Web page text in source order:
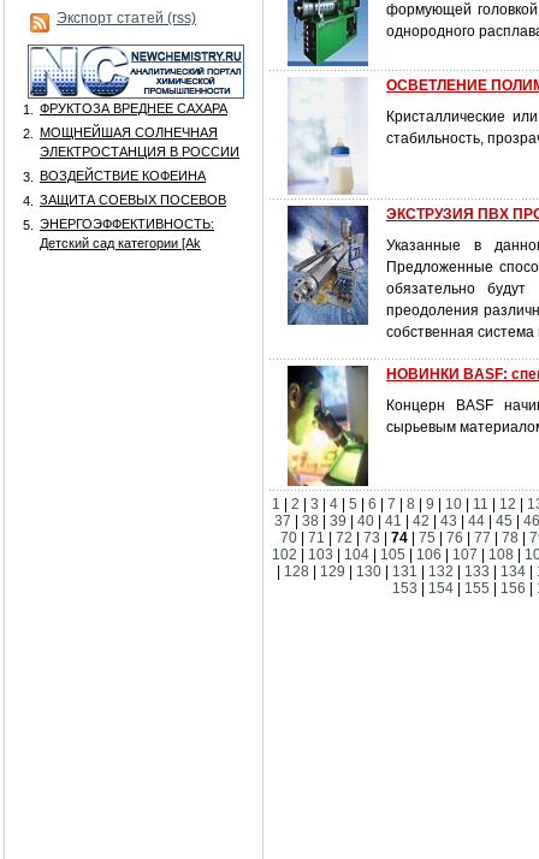
Экспорт статей (rss)
1.
ФРУКТОЗА ВРЕДНЕЕ САХАРА
2.
МОЩНЕЙШАЯ СОЛНЕЧНАЯ
ЭЛЕКТРОСТАНЦИЯ В РОССИИ
3.
ВОЗДЕЙСТВИЕ КОФЕИНА
4.
ЗАЩИТА СОЕВЫХ ПОСЕВОВ
5.
ЭНЕРГОЭФФЕКТИВНОСТЬ:
Детский сад категории [Аk
формующей
однородного
ОСВЕТЛЕНИЕ
Кристаллические
стабильность,
ЭКСТРУЗИЯ ПВХ
Указанные в
Предложенные
обязательно
преодоления
собственная
НОВИНКИ BASF:
Концерн BASF
сырьевым
1 2 3 4 5 6 7 8 9 10 11 12
37
|38 |39 |40 |41 |42 |43 |44 |45 |
70
71 72 73 74 75 76 77 78
102
103 104 105 106 107 108
128 129 130 131 132 133 134
153
154 155 156